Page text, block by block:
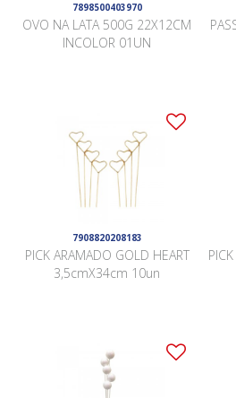
7898500403970
OVO NA LATA 500G 22X12CM
INCOLOR 01UN
7908820208183
PICK ARAMADO GOLD HEART
3,5cmX34cm 10un